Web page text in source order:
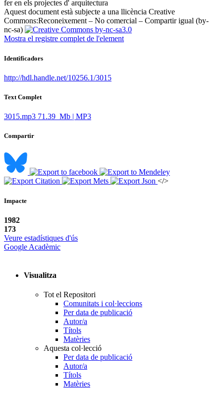
fer en els projectes d' arquitectura ​
Aquest document està subjecte a una llicència Creative
Commons:Reconeixement – No comercial – Compartir igual (by-
nc-sa)
Mostra el registre complet de l'element
Identificadors
http://hdl.handle.net/10256.1/3015
Text Complet
3015.mp3 71.39 Mb | MP3
Compartir
</>
Impacte
1982
173
Veure estadístiques d'ús
Google Acadèmic
Visualitza
Tot el Repositori
Comunitats i col·leccions
Per data de publicació
Autor/a
Títols
Matèries
Aquesta col·lecció
Per data de publicació
Autor/a
Títols
Matèries